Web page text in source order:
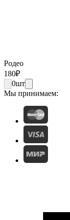
Родео
180₽
0шт
Мы принимаем: